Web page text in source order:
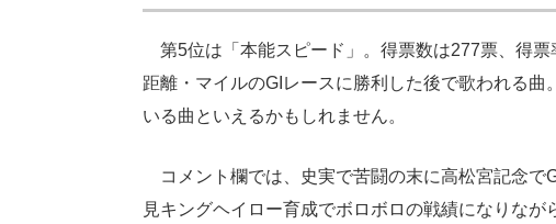
第5位は「本能スピード」。得票数は277票、得
距離・マイルのGIレースに勝利した後で歌われる
いる曲といえるかもしれません。
コメント欄では、史実で苦闘の末に高松宮記念で
見キングヘイロー育成でボロボロの戦績になりな